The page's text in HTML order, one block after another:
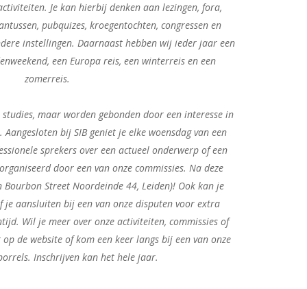
Je kan hierbij denken aan lezingen, fora,
pubquizes, kroegentochten, congressen en
instellingen. Daarnaast hebben wij ieder jaar een
een Europa reis, een winterreis en een
zomerreis.
maar worden gebonden door een interesse in
bij SIB geniet je elke woensdag van een
sprekers over een actueel onderwerp of een
door een van onze commissies. Na deze
Street Noordeinde 44, Leiden)! Ook kan je
je aansluiten bij een van onze disputen voor extra
Wil je meer over onze activiteiten, commissies of
de website of kom een keer langs bij een van onze
Inschrijven kan het hele jaar.